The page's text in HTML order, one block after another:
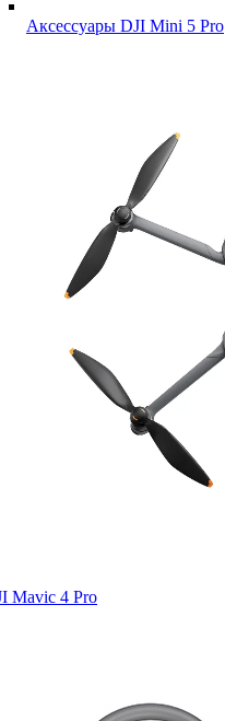
Аксессуары DJI Mini 5 Pro
Mavic 4 Pro